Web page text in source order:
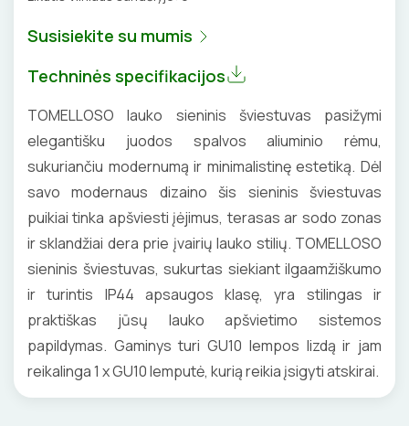
TERMO VAMZDELIAI, PIRŠTINĖS
VENTILIATORIAI
BATERIJOS
EL. SKAMBUČIAI
GELINĖS JUNGTYS
SROVĖS TRANSFORMATORIAI
DAIKTADĖŽĖS
BŪGNAI KABELIŲ VYNIOJIMUI
GRĘŽIMO KARŪNOS, GRĄŽTAI
GULSČIUKAI
ETIKEČIŲ SPAUSDINTUVAI
PJOVIMO ĮRANKIAI
KALIMO ĮRANKIAI
Susisiekite su mumis
Techninės specifikacijos
TOMELLOSO lauko sieninis šviestuvas pasižymi
elegantišku juodos spalvos aliuminio rėmu,
sukuriančiu modernumą ir minimalistinę estetiką. Dėl
savo modernaus dizaino šis sieninis šviestuvas
puikiai tinka apšviesti įėjimus, terasas ar sodo zonas
ir sklandžiai dera prie įvairių lauko stilių. TOMELLOSO
sieninis šviestuvas, sukurtas siekiant ilgaamžiškumo
ir turintis IP44 apsaugos klasę, yra stilingas ir
praktiškas jūsų lauko apšvietimo sistemos
papildymas. Gaminys turi GU10 lempos lizdą ir jam
reikalinga 1 x GU10 lemputė, kurią reikia įsigyti atskirai.